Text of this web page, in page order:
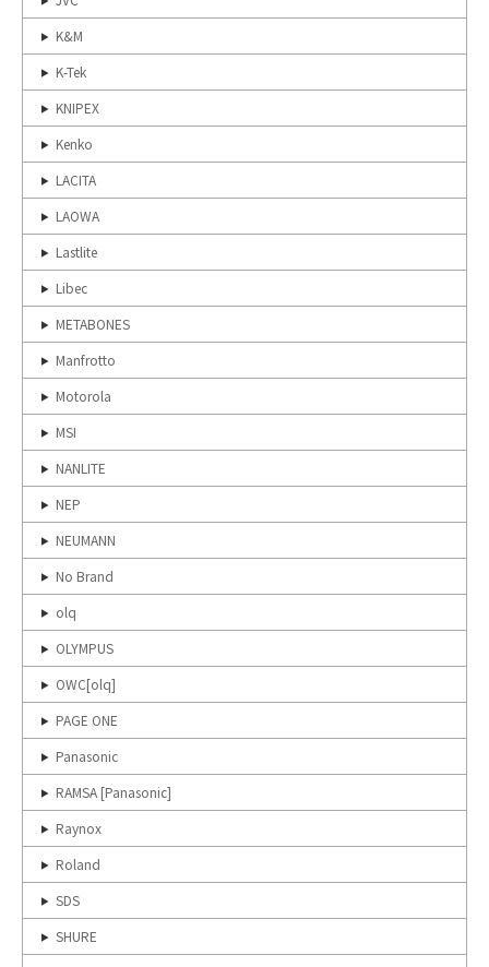
K&M
K-Tek
KNIPEX
Kenko
LACITA
LAOWA
Lastlite
Libec
METABONES
Manfrotto
Motorola
MSI
NANLITE
NEP
NEUMANN
No Brand
olq
OLYMPUS
OWC[olq]
PAGE ONE
Panasonic
RAMSA [Panasonic]
Raynox
Roland
SDS
SHURE